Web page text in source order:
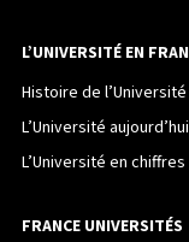
L’UNIVERSITÉ EN
Histoire de l’Université
L’Université aujourd’hui
L’Université en chiffres
FRANCE UNIVERSITÉS